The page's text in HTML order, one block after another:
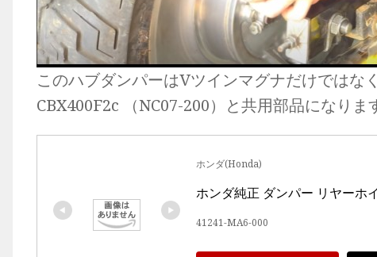
このハブダンパーはVツインマグナだけではな
CBX400F2c （NC07-200）と共用部品になりま
ホンダ(Honda)
ホンダ純正 ダンパー リヤーホ
41241-MA6-000